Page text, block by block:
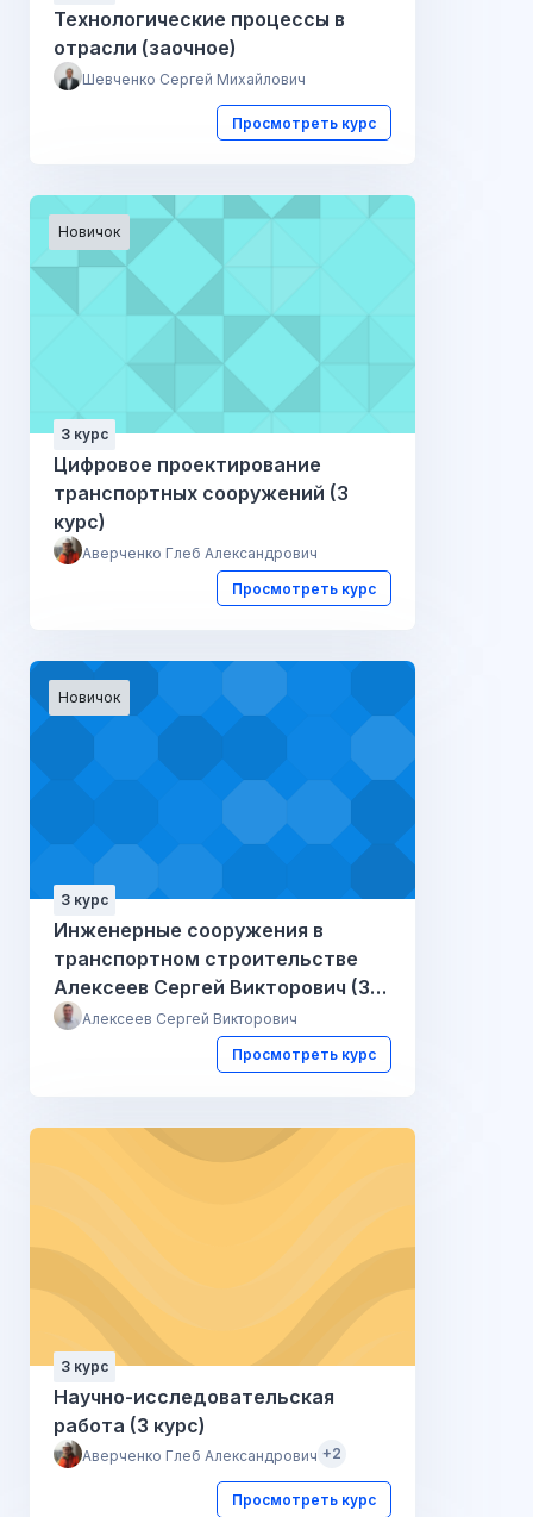
Технологические процессы в
отрасли (заочное)
Шевченко Сергей Михайлович
Просмотреть курс
Новичок
3 курс
Цифровое проектирование
транспортных сооружений (3
курс)
Аверченко Глеб Александрович
Просмотреть курс
Новичок
3 курс
Инженерные сооружения в
транспортном строительстве
Алексеев Сергей Викторович (3
курс 2025 г.)
Алексеев Сергей Викторович
Просмотреть курс
3 курс
Научно-исследовательская
работа (3 курс)
Аверченко Глеб Александрович +2
Просмотреть курс